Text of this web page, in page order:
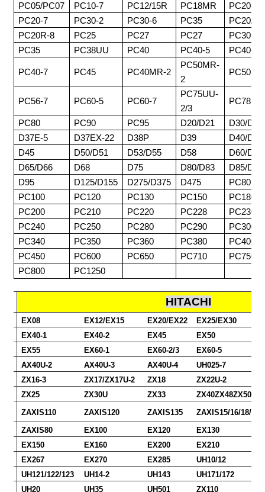
PC05/PC07 PC10-7 PC12/15R PC18MR
PC20-3
PC20-7
PC30-2 PC30-6 PC35
PC20/30
PC20R-8
PC25 PC27 PC27
PC35
PC38UU PC40 PC40-5 PC40-6
PC40-7 PC45 PC40MR-2
PC50MR-
2
PC50
PC56-7 PC60-5 PC60-7
PC75UU-
2/3
PC78
PC80 PC90 PC95 D20/D21
D30/
D37E-5
D37EX-22 D38P D39
D40/D41
D45
D50/D51 D53/D55 D58
D60/D61
D65/D66
D68 D75 D80/D83
D85/
D95
D125/D155 D275/D375 D475
PC80
PC100
PC120 PC130 PC150
PC180
PC200
PC210 PC220 PC228
PC230
PC240
PC250 PC280 PC290
PC300
PC340
PC350 PC360 PC380
PC400
PC450
PC600 PC650 PC710
PC750
PC800
PC1250
HITACHI
EX08 EX12/EX15 EX20/EX22
EX25/EX30
EX40-1
EX40-2 EX45
EX50
EX55
EX60-1 EX60-2/3
EX60-5
AX40U-2
AX40U-3 AX40U-4
UH025-7
ZX16-3
ZX17/ZX17U-2 ZX18
ZX22U-2
ZX25
ZX30U ZX33
ZX40ZX48ZX50
ZAXIS110
ZAXIS120 ZAXIS135
ZAXIS15/16/18/25/
ZAXIS80
EX100 EX120
EX130
EX150
EX160 EX200
EX210
EX267
EX270 EX285
UH10/12
UH121/122/123
UH14-2 UH143
UH171/172
UH20
UH35 UH501 ZX110